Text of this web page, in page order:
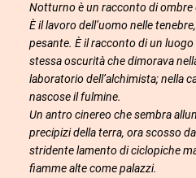
Notturno è un racconto di ombre
È il lavoro dell’uomo nelle
pesante. È il racconto di un
stessa oscurità che dimorava
laboratorio dell’alchimista; nella
nascose il fulmine.
Un antro cinereo che sembra
precipizi della terra, ora scosso
stridente lamento di ciclopiche
fiamme alte come palazzi.